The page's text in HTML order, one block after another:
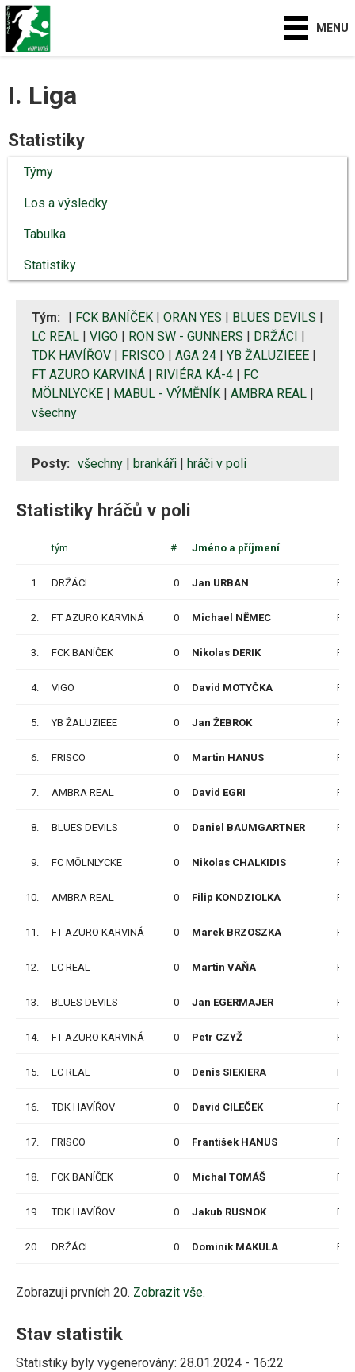
MENU
I. Liga
Statistiky
Týmy
Los a výsledky
Tabulka
Statistiky
Tým: FCK BANÍČEK ORAN YES BLUES DEVILS
LC REAL
VIGO RON SW - GUNNERS DRŽÁCI
TDK HAVÍŘOV
FRISCO AGA 24 YB ŽALUZIEEE
FT AZURO KARVINÁ
RIVIÉRA KÁ-4
FC
MÖLNLYCKE
MABUL - VÝMĚNÍK AMBRA REAL
všechny
Posty: všechny brankáři hráči v poli
Statistiky hráčů v poli
tým # Jméno a příjmení
1. DRŽÁCI 0 Jan URBAN P
2. FT AZURO KARVINÁ 0 Michael NĚMEC P
3. FCK BANÍČEK 0 Nikolas DERIK P
4. VIGO 0 David MOTYČKA P
5. YB ŽALUZIEEE 0 Jan ŽEBROK P
6. FRISCO 0 Martin HANUS P
7. AMBRA REAL 0 David EGRI P
8. BLUES DEVILS 0 Daniel BAUMGARTNER P
9. FC MÖLNLYCKE 0 Nikolas CHALKIDIS P
10. AMBRA REAL 0 Filip KONDZIOLKA P
11. FT AZURO KARVINÁ 0 Marek BRZOSZKA P
12. LC REAL 0 Martin VAŇA P
13. BLUES DEVILS 0 Jan EGERMAJER P
14. FT AZURO KARVINÁ 0 Petr CZYŽ P
15. LC REAL 0 Denis SIEKIERA P
16. TDK HAVÍŘOV 0 David CILEČEK P
17. FRISCO 0 František HANUS P
18. FCK BANÍČEK 0 Michal TOMÁŠ P
19. TDK HAVÍŘOV 0 Jakub RUSNOK P
20. DRŽÁCI 0 Dominik MAKULA P
Zobrazuji prvních 20. Zobrazit vše.
Stav statistik
Statistiky byly vygenerovány: 28.01.2024 - 16:22